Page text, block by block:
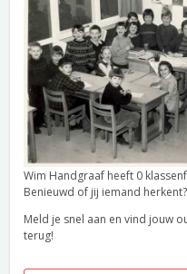
Wim Handgraaf heeft 0
Benieuwd of jij iemand herkent?
Meld je snel aan en vind jouw
terug!